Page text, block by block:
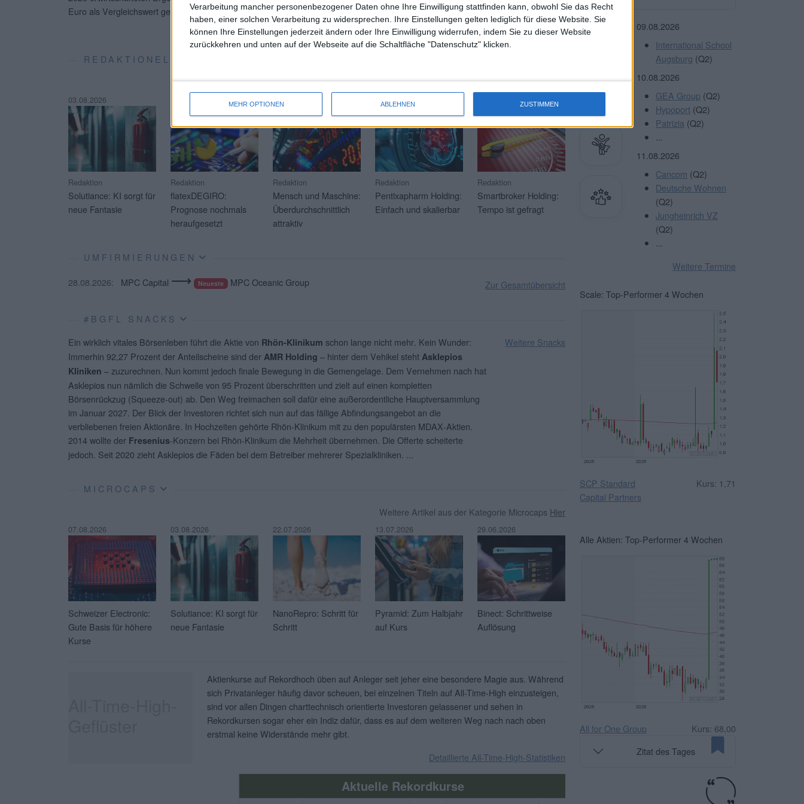
Verarbeitung mancher personenbezogener Daten ohne Ihre Einwilligung stattfinden kann, obwohl Sie das Recht
haben, einer solchen Verarbeitung zu widersprechen. Ihre Einstellungen gelten lediglich für diese Website. Sie
können Ihre Einstellungen jederzeit ändern oder Ihre Einwilligung widerrufen, indem Sie zu dieser Website
zurückkehren und unten auf der Webseite auf die Schaltfläche "Datenschutz" klicken.
MEHR OPTIONEN ABLEHNEN ZUSTIMMEN
Euro als Vergleichswert gegenüber....
Weiterlesen
REDAKTIONELLE SOFT-COVERAGE
Mehr Artikel über aktuelle Soft-Coverage-Kunden? Klicken SieHIER
03.08.2026
Redaktion
Solutiance: KI sorgt für
neue Fantasie
Redaktion
flatexDEGIRO:
Prognose nochmals
heraufgesetzt
21.07.2026
Redaktion
Mensch und Maschine:
Überdurchschnittlich
attraktiv
17.07.2026
Redaktion
Pentixapharm Holding:
Einfach und skalierbar
Redaktion
Smartbroker Holding:
Tempo ist gefragt
UMFIRMIERUNGEN
28.08.2026:
MPC Capital ⟶ Neueste MPC Oceanic Group Zur Gesamtübersicht
#BGFL SNACKS
Ein wirklich vitales Börsenleben führt die Aktie von Rhön-Klinikum schon lange nicht mehr. Kein Wunder:
Immerhin 92,27 Prozent der Anteilscheine sind der AMR Holding – hinter dem Vehikel steht Asklepios
Kliniken – zuzurechnen. Nun kommt jedoch finale Bewegung in die Gemengelage. Dem Vernehmen nach hat
Asklepios nun nämlich die Schwelle von 95 Prozent überschritten und zielt auf einen kompletten
Börsenrückzug (Squeeze-out) ab. Den Weg freimachen soll dafür eine außerordentliche Hauptversammlung
im Januar 2027. Der Blick der Investoren richtet sich nun auf das fällige Abfindungsangebot an die
verbliebenen freien Aktionäre. In Hochzeiten gehörte Rhön-Klinikum mit zu den populärsten MDAX-Aktien.
2014 wollte der Fresenius-Konzern bei Rhön-Klinikum die Mehrheit übernehmen. Die Offerte scheiterte
jedoch. Seit 2020 zieht Asklepios die Fäden bei dem Betreiber mehrerer Spezialkliniken.
Weitere Snacks
MICROCAPS
Weitere Artikel aus der Kategorie Microcaps Hier
07.08.2026
Schweizer Electronic:
Gute Basis für höhere
Kurse
03.08.2026
Solutiance: KI sorgt für
neue Fantasie
22.07.2026
NanoRepro: Schritt für
Schritt
13.07.2026
Pyramid: Zum Halbjahr
auf Kurs
29.06.2026
Binect: Schrittweise
Auflösung
Aktienkurse auf Rekordhoch üben auf Anleger seit jeher eine besondere Magie aus. Während
sich Privatanleger häufig davor scheuen, bei einzelnen Titeln auf All-Time-High einzusteigen,
sind vor allen Dingen charttechnisch orientierte Investoren gelassener und sehen in
Rekordkursen sogar eher ein Indiz dafür, dass es auf dem weiteren Weg nach nach oben
erstmal keine Widerstände mehr gibt.
Detaillierte All-Time-High-Statistiken
Aktuelle Rekordkurse
09.08.2026
International School
Augsburg (Q2)
10.08.2026
GEA Group (Q2)
Hypoport (Q2)
Patrizia (Q2)
11.08.2026
Cancom (Q2)
Deutsche Wohnen
(Q2)
Jungheinrich VZ
(Q2)
Weitere Termine
Scale: Top-Performer 4 Wochen
SCP Standard
Capital Partners
Kurs: 1,71
Alle Aktien: Top-Performer 4 Wochen
All for One Group
Kurs: 68,00
Zitat des Tages